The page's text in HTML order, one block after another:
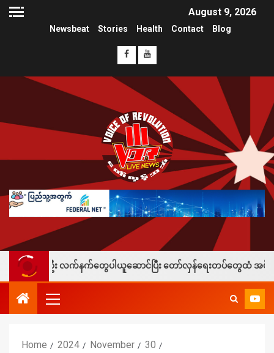
August 9, 2026
Newsbeat Stories Health Contact Blog
း လက်နက်တွေပါယူဆောင်ပြီး တော်လှန်ရေးတပ်တွေထံ အပ်နှံလို့ သိန်းတစ်
Home 2024 November
30